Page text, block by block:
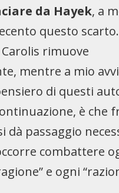
da Hayek, a
questo
rimuove
mentre a mio
di questi
è che
dà passaggio
combattere
e ogni